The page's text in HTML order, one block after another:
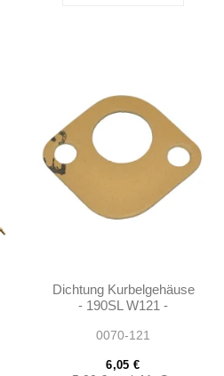
Dichtung Kurbelgehäuse
- 190SL W121 -
0070-121
6,05 €